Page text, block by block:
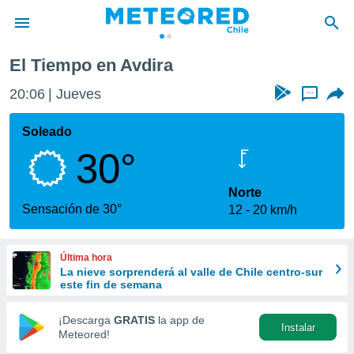
de
por
que se
calidad.
a este
las
y
forma
digital
basada
El Tiempo en Avdira
20:06 Jueves ...
Soleado
30°
Sensación de 30°
Norte
12
20 km/h
Última hora
La nieve sorprenderá al valle de Chile centro-sur
este fin de semana
¡Descarga GRATIS la app de
Meteored!
Instalar